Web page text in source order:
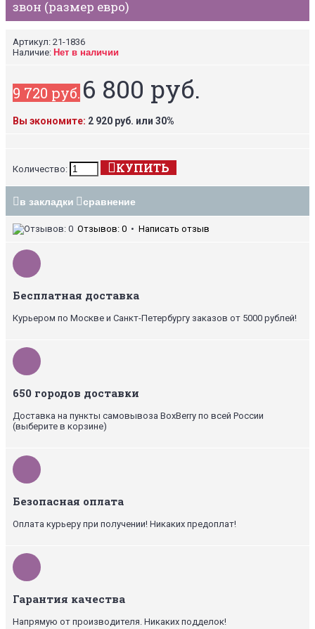
звон (размер евро)
Артикул: 21-1836
Наличие: Нет в наличии
9 720 руб. 6 800 руб.
Вы экономите: 2 920 руб. или 30%
Количество: КУПИТЬ
в закладки сравнение
Отзывов: 0 • Написать отзыв
Бесплатная доставка
Курьером по Москве и Санкт-Петербургу заказов от 5000 рублей!
650 городов доставки
Доставка на пункты самовывоза BoxBerry по всей России
(выберите в корзине)
Безопасная оплата
Оплата курьеру при получении! Никаких предоплат!
Гарантия качества
Напрямую от производителя. Никаких подделок!